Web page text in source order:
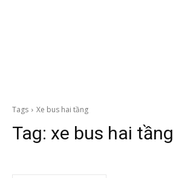
Tags Xe bus hai tầng
Tag: xe bus hai tầng